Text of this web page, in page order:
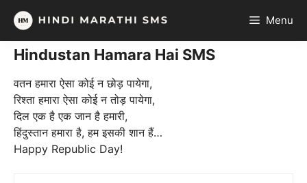
Skip
content
Menu
Hindustan Hamara Hai SMS
वतन हमारा ऐसा कोई न छोड़ पायेगा,
रिश्ता हमारा ऐसा कोई न तोड़ पायेगा,
दिल एक है एक जान है हमारी,
हिंदुस्तान हमारा है, हम इसकी शान हैं…
Happy Republic Day!